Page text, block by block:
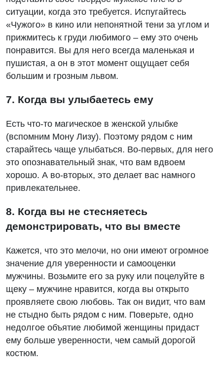
ситуации, когда это требуется. Испугайтесь
«Чужого» в кино или непонятной тени за углом и
прижмитесь к груди любимого – ему это очень
понравится. Вы для него всегда маленькая и
пушистая, а он в этот момент ощущает себя
большим и грозным львом.
7. Когда вы улыбаетесь ему
Есть что-то магическое в женской улыбке
(вспомним Мону Лизу). Поэтому рядом с ним
старайтесь чаще улыбаться. Во-первых, для него
это опознавательный знак, что вам вдвоем
хорошо. А во-вторых, это делает вас намного
привлекательнее.
8. Когда вы не стесняетесь
демонстрировать, что вы вместе
Кажется, что это мелочи, но они имеют огромное
значение для уверенности и самооценки
мужчины. Возьмите его за руку или поцелуйте в
щеку – мужчине нравится, когда вы открыто
проявляете свою любовь. Так он видит, что вам
не стыдно быть рядом с ним. Поверьте, одно
недолгое объятие любимой женщины придаст
ему больше уверенности, чем самый дорогой
костюм.